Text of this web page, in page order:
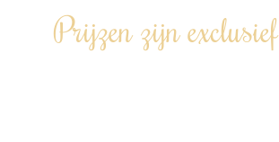
Prijzen zijn exclusief